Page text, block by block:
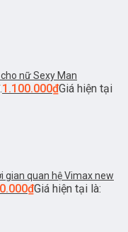
nữ Sexy Man
1.100.000₫Giá hiện tại
gian quan hệ Vimax new
₫Giá hiện tại là: